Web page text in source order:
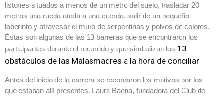
listones situados a menos de un metro del suelo, trasladar 20
metros una rueda atada a una cuerda, salir de un pequeño
laberinto y atravesar el muro de serpentinas y polvos de colores.
Éstas son algunas de las 13 barreras que se encontraron los
participantes durante el recorrido y que simbolizan los 13
obstáculos de las Malasmadres a la hora de conciliar.
Antes del inicio de la carrera se recordaron los motivos por los
que estaban allí presentes. Laura Baena, fundadora del Club de